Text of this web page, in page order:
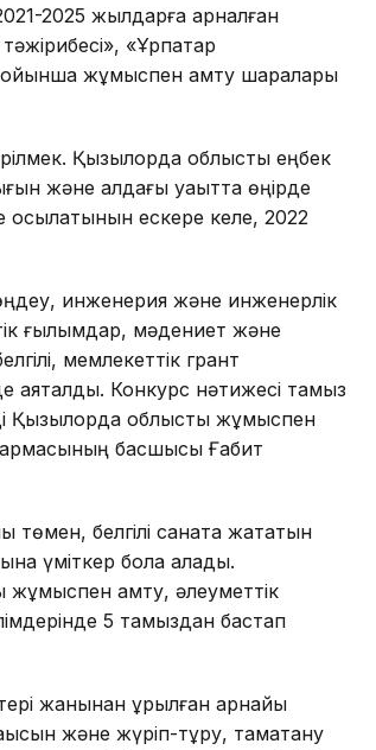
2025 жылдарға арналған
«Ұрпақтар
жұмыспен қамту шаралары
Қызылорда облыстық еңбек
және алдағы уақытта өңірде
қосылатынын ескере келе, 2022
инженерия және инженерлік
ғылымдар, мәдениет және
мемлекеттік грант
аяқталды. Конкурс нәтижесі тамыз
Қызылорда облыстық жұмыспен
басшысы Ғабит
төмен, белгілі санатқа жататын
үміткер бола алады.
жұмыспен қамту, әлеуметтік
5 тамыздан бастап
жанынан құрылған арнайы
және жүріп-тұру, тамақтану